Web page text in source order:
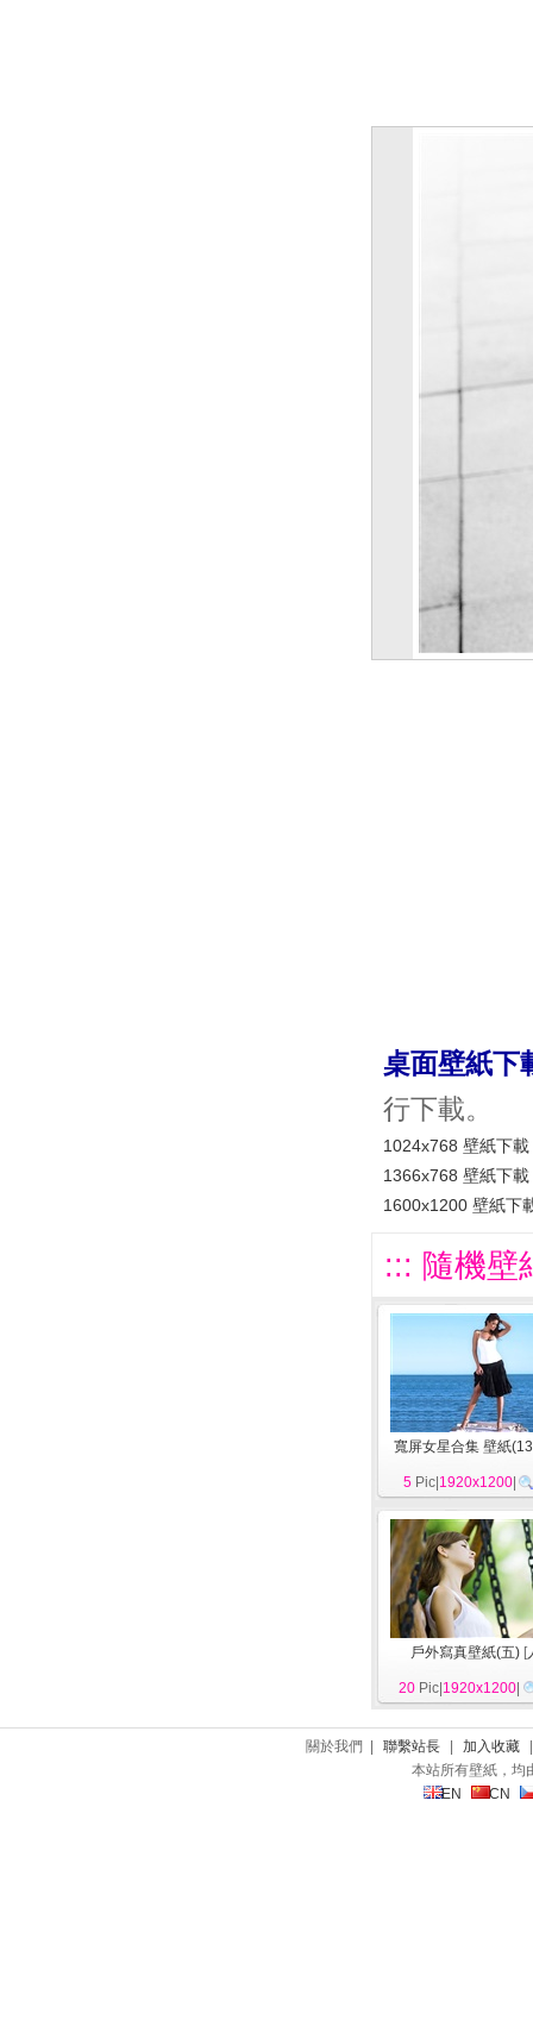
桌面壁紙下
行下載。
1024x768 壁紙下載
1366x768 壁紙下載
1600x1200 壁紙下
::: 隨機壁
寬屏女星合集 壁紙
5 Pic| 1920x1200
戶外寫真壁紙(五) [
20 Pic| 1920x1200
關於我們 | 聯繫站長 加入收藏
本站所有壁紙，均
EN
CN